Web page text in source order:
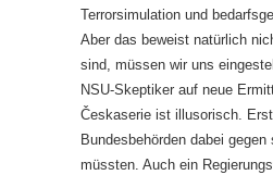
Terrorsimulation und
Aber das beweist natürlich
sind, müssen wir uns
NSU-Skeptiker auf neue
Českaserie ist illusorisch.
Bundesbehörden dabei
müssten. Auch ein